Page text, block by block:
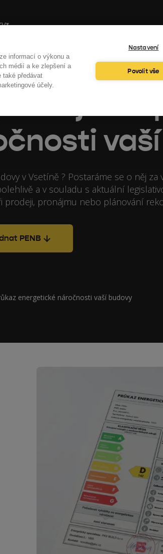
informací o výkonu a
médií a ke zlepšení a
také předávat
účely.
Nastavení
Povolit vše
▾
v Vsetíně ? Postaráme se o něj za
a v souladu s aktuální
pronájmu nebo plánování
PENB